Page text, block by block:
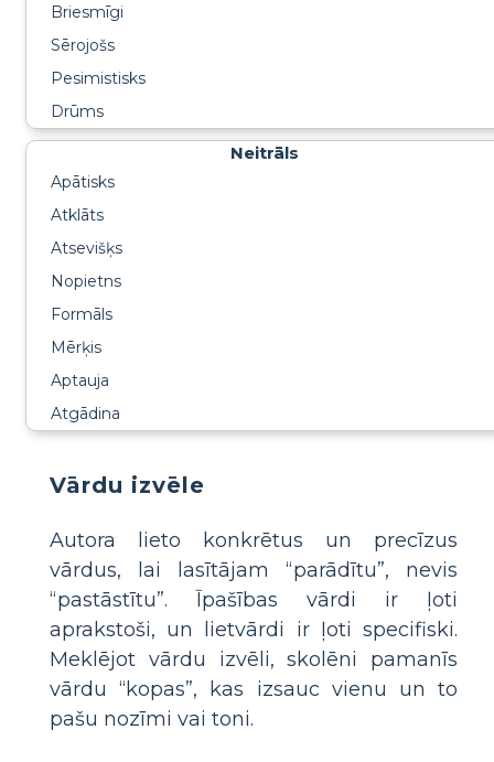
Briesmīgi
Sērojošs
Pesimistisks
Drūms
Neitrāls
Apātisks
Atklāts
Atsevišķs
Nopietns
Formāls
Mērķis
Aptauja
Atgādina
Vārdu izvēle
Autora lieto konkrētus un precīzus
vārdus, lai lasītājam “parādītu”, nevis
“pastāstītu”. Īpašības vārdi ir ļoti
aprakstoši, un lietvārdi ir ļoti specifiski.
Meklējot vārdu izvēli, skolēni pamanīs
vārdu “kopas”, kas izsauc vienu un to
pašu nozīmi vai toni.